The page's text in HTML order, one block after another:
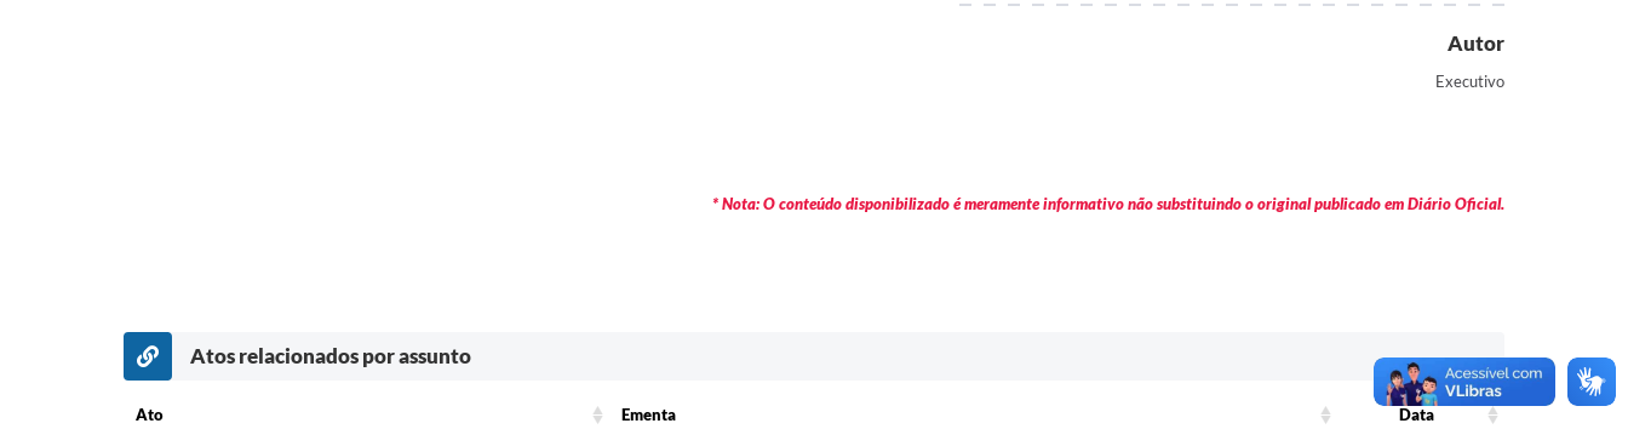
Autor
Executivo
* Nota: O conteúdo disponibilizado é meramente informativo não substituindo o original publicado em Diário Oficial.
Atos relacionados por assunto
Ato Ementa
Data